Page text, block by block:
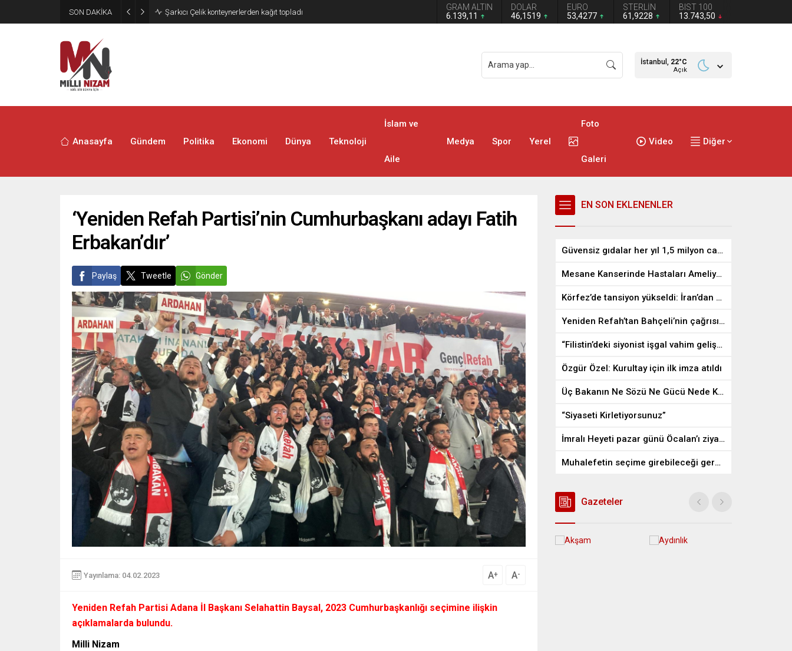
SON DAKİKA İran 2 ülkeyi birden vurdu
GRAM ALTIN
6.139,11
DOLAR
46,1519
EURO
53,4277
STERLİN
61,9228
BIST 100
13.743,50
İstanbul, 22°C
Açık
Anasayfa Gündem Politika Ekonomi Dünya Teknoloji
İslam ve
Aile
Medya Spor Yerel
Foto
Galeri
Video Diğer
‘Yeniden Refah Partisi’nin Cumhurbaşkanı adayı Fatih
Erbakan’dır’
Paylaş Tweetle Gönder
Yayınlama: 04.02.2023 A+ A-
Yeniden Refah Partisi Adana İl Başkanı Selahattin Baysal, 2023 Cumhurbaşkanlığı seçimine ilişkin
açıklamalarda bulundu.
Milli Nizam
EN SON EKLENENLER
Güvensiz gıdalar her yıl 1,5 milyon can alıyor
Mesane Kanserinde Hastaları Ameliyattan Kurtaran İlaç
Körfez’de tansiyon yükseldi: İran’dan ABD üslerine misilleme
Yeniden Refah’tan Bahçeli’nin çağrısına destek
“Filistin’deki siyonist işgal vahim gelişmelere gebe”
Özgür Özel: Kurultay için ilk imza atıldı
Üç Bakanın Ne Sözü Ne Gücü Nede Kudreti Yetmedi
“Siyaseti Kirletiyorsunuz”
İmralı Heyeti pazar günü Öcalan’ı ziyaret edecek
Muhalefetin seçime girebileceği gerçek bir alan kalmayabilir
Gazeteler